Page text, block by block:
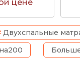
цене
Двухспальные